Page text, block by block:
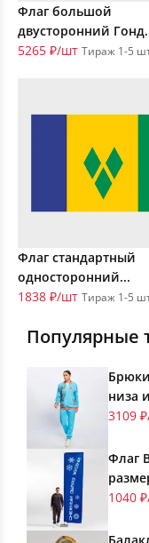
Флаг большой
двусторонний
5265 ₽/шт Тираж 1-5
Флаг стандартный
односторонний...
1838 ₽/шт Тираж 1-5
Популярные
низа
3109
Флаг
1040